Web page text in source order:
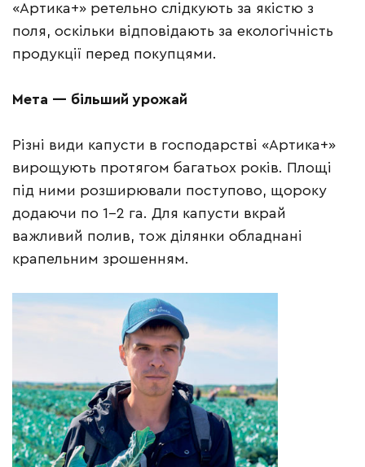
«Артика+» ретельно слідкують за якістю з
поля, оскільки відповідають за екологічність
продукції перед покупцями.
Мета — більший урожай
Різні види капусти в господарстві «Артика+»
вирощують протягом багатьох років. Площі
під ними розширювали поступово, щороку
додаючи по 1–2 га. Для капусти вкрай
важливий полив, тож ділянки обладнані
крапельним зрошенням.